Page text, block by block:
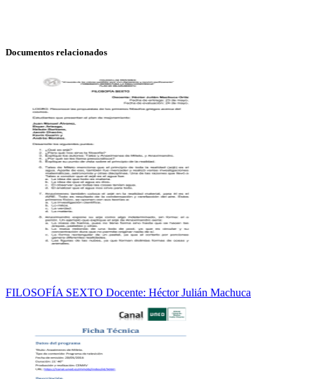
Documentos relacionados
FILOSOFÍA SEXTO Docente: Héctor Julián Machuca